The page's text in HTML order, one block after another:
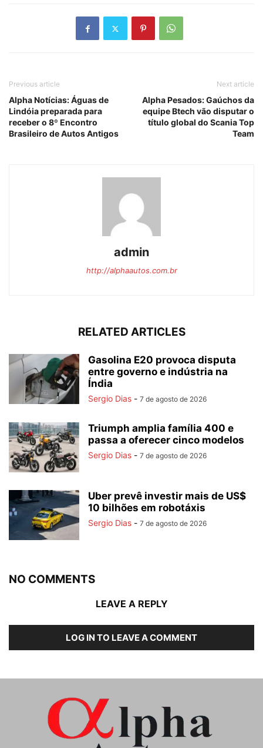
Previous article
Alpha Notícias: Águas de
Lindóia preparada para
receber o 8º Encontro
Brasileiro de Autos Antigos
Next article
Alpha Pesados: Gaúchos da
equipe Btech vão disputar o
título global do Scania Top
Team
admin
http://alphaautos.com.br
RELATED ARTICLES
Gasolina E20 provoca disputa
entre governo e indústria na
Índia
Sergio Dias - 7 de agosto de 2026
Triumph amplia família 400 e
passa a oferecer cinco modelos
Sergio Dias - 7 de agosto de 2026
Uber prevê investir mais de US$
10 bilhões em robotáxis
Sergio Dias - 7 de agosto de 2026
NO COMMENTS
LEAVE A REPLY
LOG IN TO LEAVE A COMMENT